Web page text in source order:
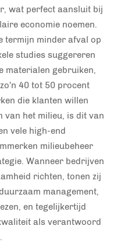
wat perfect aansluit bij
economie noemen.
termijn minder afval op
studies suggereren
materialen gebruiken,
40 tot 50 procent
die klanten willen
van het milieu, is dit van
vele high-end
milieubeheer
Wanneer bedrijven
richten, tonen zij
management,
en tegelijkertijd
als verantwoord